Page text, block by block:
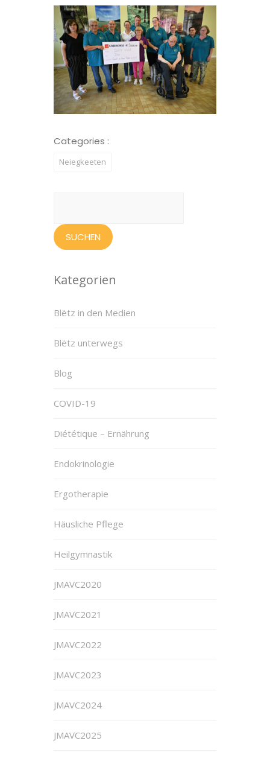
Categories :
Neiegkeeten
Kategorien
Blëtz in den Medien
Blëtz unterwegs
Blog
COVID-19
Diététique – Ernährung
Endokrinologie
Ergotherapie
Häusliche Pflege
Heilgymnastik
JMAVC2020
JMAVC2021
JMAVC2022
JMAVC2023
JMAVC2024
JMAVC2025